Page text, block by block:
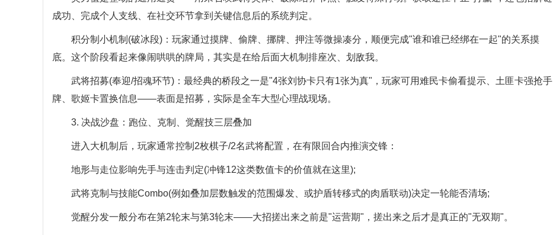
成功、完成个人支线、在社交环节拿到关键信息后的系统判定。
积分制小机制(破冰段)：玩家通过摸牌、偷牌、挪牌、押注等微操凑分，顺便完成"谁和谁已经绑在一起"的关系摸
底。这个阶段看起来像闹哄哄的牌局，其实是在给后面大机制排座次、划敌我。
武将招募(奉迎/招魂环节)：最经典的桥段之一是"4张刘协卡只有1张为真"，玩家可用难民卡偷看提示、土匪卡强抢手
牌、歌姬卡置换信息——表面是招募，实际是全车大型心理战现场。
3. 决战沙盘：跑位、克制、觉醒技三层叠加
进入大机制后，玩家通常控制2枚棋子/2名武将配置，在有限回合内推演交锋：
地形与走位影响先手与连击判定(冲锋12这类数值卡的价值就在这里);
武将克制与技能Combo(例如叠加层数触发的范围爆发、或护盾转移式的肉盾联动)决定一轮能否清场;
觉醒分发一般分布在第2轮末与第3轮末——大招搓出来之前是"运营期"，搓出来之后才是真正的"无双期"。